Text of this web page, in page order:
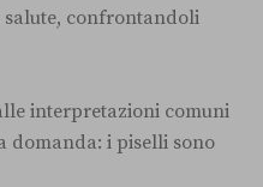
confrontandoli
interpretazioni comuni
domanda: i piselli sono